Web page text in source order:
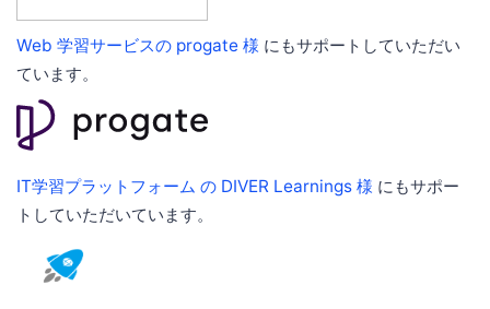
Web 学習サービスの progate 様 にもサポートしていただい
ています。
IT学習プラットフォーム の DIVER Learnings 様 にもサポー
トしていただいています。